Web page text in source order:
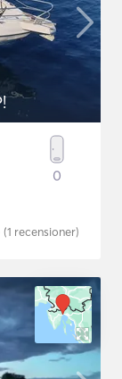
0
(1 recensioner)